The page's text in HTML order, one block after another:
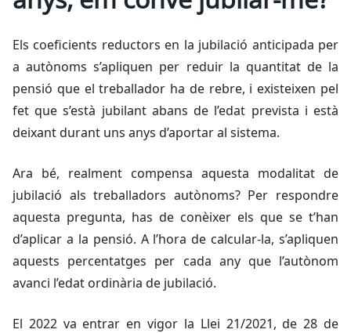
Els coeficients reductors en la jubilació anticipada per
a autònoms s’apliquen per reduir la quantitat de la
pensió que el treballador ha de rebre, i existeixen pel
fet que s’està jubilant abans de l’edat prevista i està
deixant durant uns anys d’aportar al sistema.
Ara bé, realment compensa aquesta modalitat de
jubilació als treballadors autònoms? Per respondre
aquesta pregunta, has de conèixer els que se t’han
d’aplicar a la pensió. A l’hora de calcular-la, s’apliquen
aquests percentatges per cada any que l’autònom
avanci l’edat ordinària de jubilació.
El 2022 va entrar en vigor la Llei 21/2021, de 28 de